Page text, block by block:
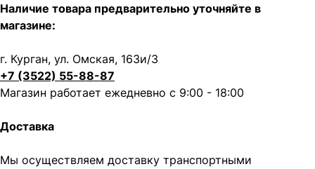
Наличие товара предварительно уточняйте в
магазине:
г. Курган, ул. Омская, 163и/3
+7 (3522) 55-88-87
Магазин работает ежедневно с 9:00 - 18:00
Доставка
Мы осуществляем доставку транспортными